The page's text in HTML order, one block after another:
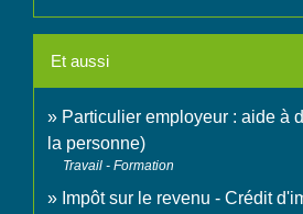
Et aussi
Particulier employeur : aide à
la personne)
Travail - Formation
Impôt sur le revenu - Crédit